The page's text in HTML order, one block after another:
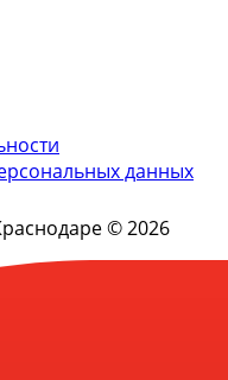
данных
© 2026